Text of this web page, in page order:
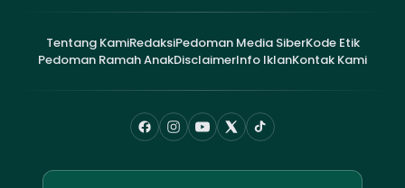
Tentang KamiRedaksiPedoman Media SiberKode Etik
Pedoman Ramah AnakDisclaimerInfo IklanKontak Kami